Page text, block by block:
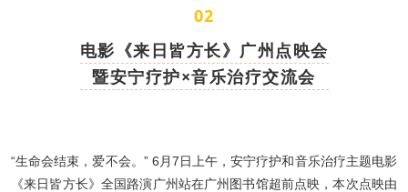
02
电影《来日皆方长》广州点映会
暨安宁疗护×音乐治疗交流会
“生命会结束，爱不会。” 6月7日上午，安宁疗护和音乐治疗主题电影
《来日皆方长》全国路演广州站在广州图书馆超前点映，本次点映由